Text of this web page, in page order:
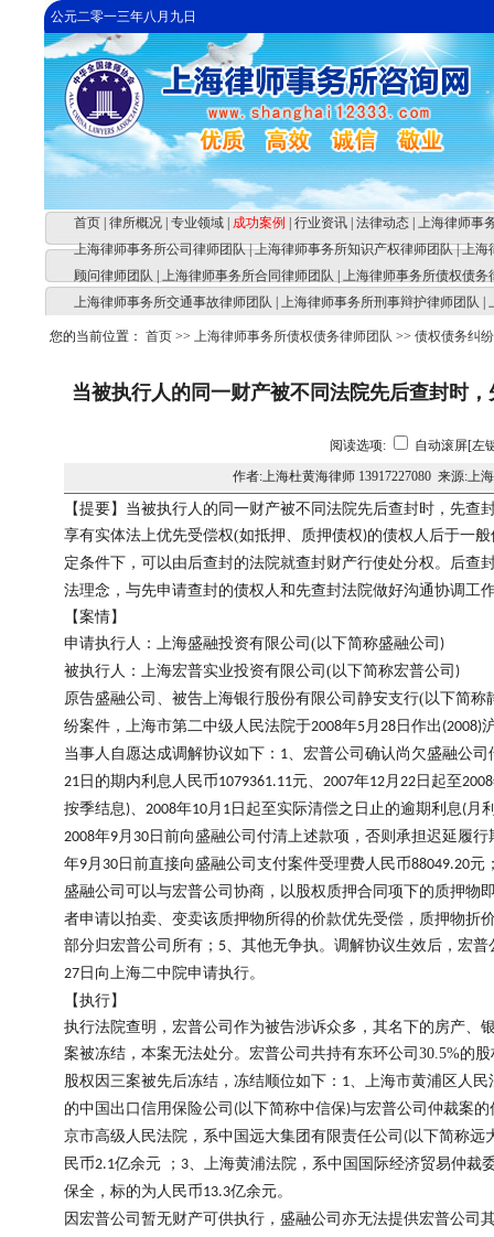
公元二零一三年八月九日
首页 律所概况 专业领域 成功案例 行业资讯 法律动态 上海律师事
上海律师事务所公司律师团队 | 上海律师事务所知识产权律师团队 | 上海
顾问律师团队
上海律师事务所合同律师团队
上海律师事务所债权债务
上海律师事务所交通事故律师团队
上海律师事务所刑事辩护律师团队
您的当前位置： 首页 >> 上海律师事务所债权债务律师团队 >> 债权债务纠
当被执行人的同一财产被不同法院先后查封时
阅读选项:
自动滚屏[左
作者:上海杜黄海律师 13917227080 来源:上
【提要】当被执行人的同一财产被不同法院先后查封时，先查
享有实体法上优先受偿权(如抵押、质押债权)的债权人后于一
定条件下，可以由后查封的法院就查封财产行使处分权。后查
法理念，与先申请查封的债权人和先查封法院做好沟通协调工
【案情】
申请执行人：上海盛融投资有限公司 (以下简称盛融公司 )
被执行人：上海宏普实业投资有限公司 (以下简称宏普公司 )
原告盛融公司、被告上海银行股份有限公司静安支行(以下简称
纷案件，上海市第二中级人民法院于2008年5月 28 日作出 (2008)
当事人自愿达成调解协议如下： 1、宏普公司确认尚欠盛融公司
21 日的期内利息人民币1079361.11元、 2007年12月 22 日起至2008
按季结息)、 2008年10月 1 日起至实际清偿之日止的逾期利息(月
2008年9月 30 日前向盛融公司付清上述款项，否则承担迟延履
年9月 30 日前直接向盛融公司支付案件受理费人民币88049.20元
盛融公司可以与宏普公司协商，以股权质押合同项下的质押物
者申请以拍卖、变卖该质押物所得的价款优先受偿，质押物折
部分归宏普公司所有； 5、其他无争执。调解协议生效后，宏
27 日向上海二中院申请执行。
【执行】
执行法院查明，宏普公司作为被告涉诉众多，其名下的房产、
案被冻结，本案无法处分。宏普公司共持有东环公司 30.5%的
股权因三案被先后冻结，冻结顺位如下： 1、上海市黄浦区人
的中国出口信用保险公司 (以下简称中信保)与宏普公司仲裁案
京市高级人民法院，系中国远大集团有限责任公司 (以下简称远
民币2.1亿余元 ； 3、上海黄浦法院，系中国国际经济贸易仲裁
保全，标的为人民币13.3亿余元。
因宏普公司暂无财产可供执行，盛融公司亦无法提供宏普公司